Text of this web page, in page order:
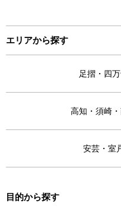
エリアから探す
足摺・四
高知・須崎
安芸・室
目的から探す